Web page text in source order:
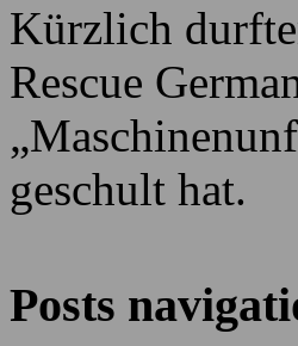
Kürzlich
Rescue
geschult hat.
Posts